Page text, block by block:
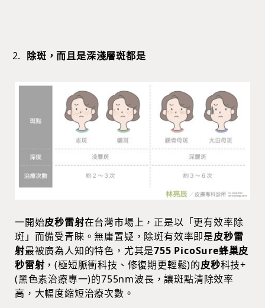
除斑，而且是深淺層斑都是
一開始皮秒雷射在台灣市場上，正是以「更有效率除
斑」而備受青睞。無庸置疑，除斑有效率即是皮秒雷
射最被廣為人知的特色，尤其是755 PicoSure蜂巢皮
秒雷射 ，(極短脈衝科技、修復期更輕鬆)的皮秒科技+
(黑色素治療專一)的755nm波長，讓斑點清除效率
高，大幅度縮短治療次數。